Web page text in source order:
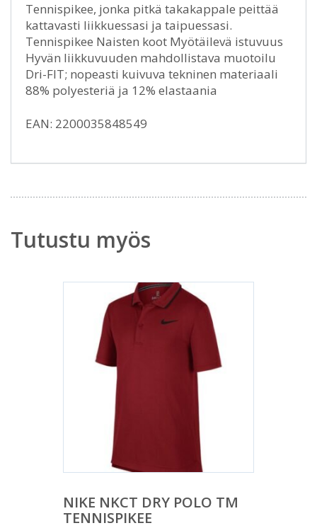
Tennispikee, jonka pitkä takakappale peittää
kattavasti liikkuessasi ja taipuessasi.
Tennispikee Naisten koot Myötäilevä istuvuus
Hyvän liikkuvuuden mahdollistava muotoilu
Dri-FIT; nopeasti kuivuva tekninen materiaali
88% polyesteriä ja 12% elastaania
EAN: 2200035848549
Tutustu myös
NIKE NKCT DRY POLO TM
TENNISPIKEE